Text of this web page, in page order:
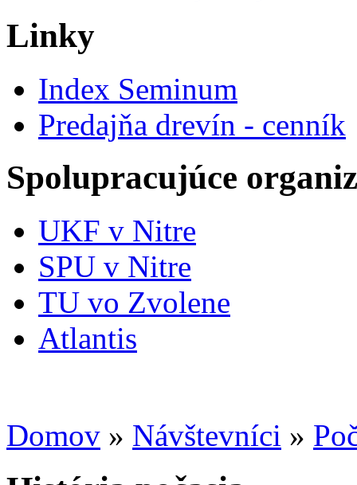
Linky
Index Seminum
Predajňa drevín - cenník
Spolupracujúce
UKF v Nitre
SPU v Nitre
TU vo Zvolene
Atlantis
Domov » Návštevníci »